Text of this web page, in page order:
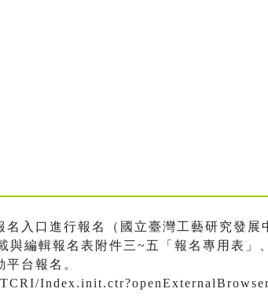
入口進行報名（國立臺灣工藝研究發展
與編輯報名表附件三~五「報名專用表」
台報名。